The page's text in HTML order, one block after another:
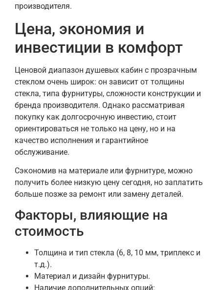
производителя.
Цена, экономия и
инвестиции в комфорт
Ценовой диапазон душевых кабин с прозрачным
стеклом очень широк: он зависит от толщины
стекла, типа фурнитуры, сложности конструкции и
бренда производителя. Однако рассматривая
покупку как долгосрочную инвестию, стоит
ориентироваться не только на цену, но и на
качество исполнения и гарантийное
обслуживание.
Сэкономив на материале или фурнитуре, можно
получить более низкую цену сегодня, но заплатить
больше позже за ремонт или замену деталей.
Факторы, влияющие на
стоимость
Толщина и тип стекла (6, 8, 10 мм, триплекс и
т.д.).
Материал и дизайн фурнитуры.
Наличие дополнительных опций: